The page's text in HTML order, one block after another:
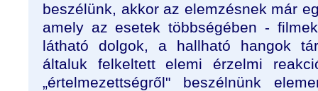
beszélünk, akkor az elemzésnek már
amely az esetek többségében -
látható dolgok, a hallható hangok
általuk felkeltett elemi érzelmi
„értelmezettségről" beszélnünk